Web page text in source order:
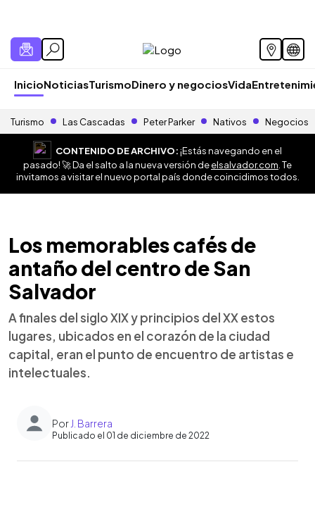
InicioNoticiasTurismoDinero y negociosVida
Turismo Las Cascadas Peter Parker Nativos Negocios
CONTENIDO DE ARCHIVO:¡Estás navegando en el
pasado! 🚀 Da el salto a la nueva versión deelsalvador.com . Te
invitamos a visitar el nuevo portal país donde coincidimos todos.
Los memorables cafés de
antaño del centro de San
Salvador
A finales del siglo XIX y principios del XX estos
lugares, ubicados en el corazón de la ciudad
capital, eran el punto de encuentro de artistas e
intelectuales.
Por J. Barrera
Publicado el 01 de diciembre de 2022